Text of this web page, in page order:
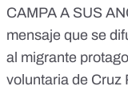
CAMPA A SUS
mensaje que se
al migrante
voluntaria de Cruz